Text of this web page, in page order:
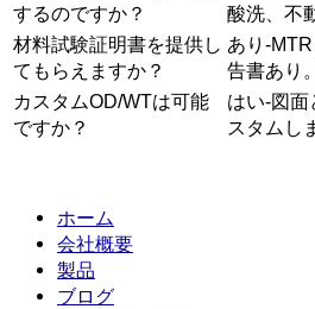
するのですか？
酸洗、不
材料試験証明書を提供し
てもらえますか？
あり-
告書あり。
カスタムOD/WTは可能
ですか？
はい-図面
スタムし
ホーム
会社概要
製品
ブログ